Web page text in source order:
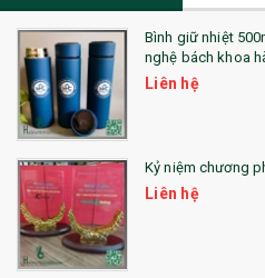
23. QÙA TẶNG ĐỘC ĐÁO
24. QÙA TẶNG PHA LÊ
25. QUÀ TẶNG GLASSLOCK
26. QUÀ TẶNG LUMINARC
28. BỘ ĐỒ ĂN CAO CẤP
29. MÓC KHOÁ
Bình giữ nhiệt
nghệ bách khoa
Liên hệ
Kỷ niệm chương
Liên hệ